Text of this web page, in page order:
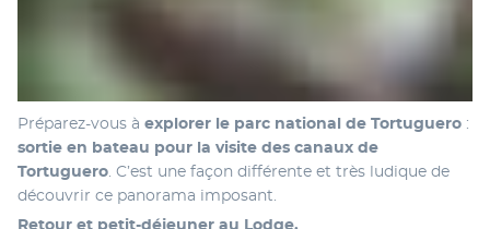
Préparez-vous à explorer le parc national de Tortuguero :
sortie en bateau pour la visite des canaux de
Tortuguero. C’est une façon différente et très ludique de
découvrir ce panorama imposant.